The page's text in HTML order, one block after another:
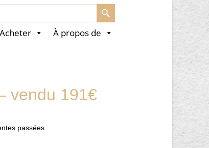
SEARCH BUTTON
À propos de
vendu 191€
passées